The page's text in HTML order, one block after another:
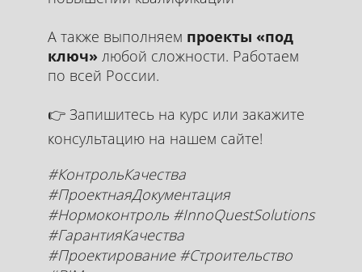
А также выполняем проекты «под
ключ» любой сложности. Работаем
по всей России.
👉 Запишитесь на курс или закажите
консультацию на нашем сайте!
#КонтрольКачества
#ПроектнаяДокументация
#Нормоконтроль #InnoQuestSolutions
#ГарантияКачества
#Проектирование #Строительство